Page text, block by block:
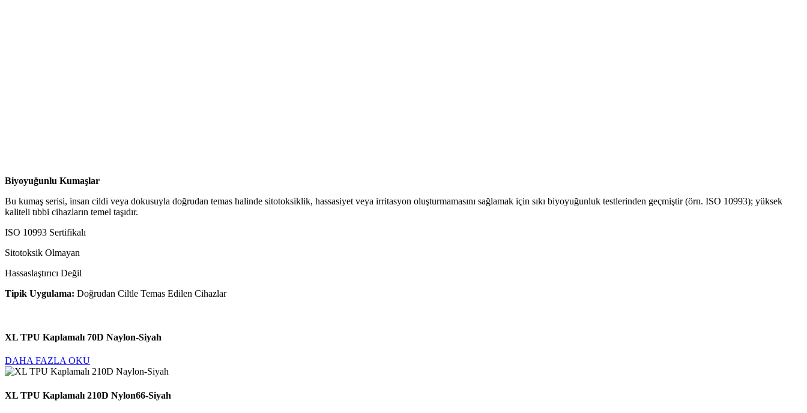
Biyoyuğunlu Kumaşlar
Bu kumaş serisi, insan cildi veya dokusuyla doğrudan temas halinde sitotoksiklik, hassasiyet veya irritasyon oluşturmamasını sağlamak için sıkı biyoyuğunluk testlerinden geçmiştir (örn. ISO 10993); yüksek
kaliteli tıbbi cihazların temel taşıdır.
ISO 10993 Sertifikalı
Sitotoksik Olmayan
Hassaslaştırıcı Değil
Tipik Uygulama: Doğrudan Ciltle Temas Edilen Cihazlar
XL TPU Kaplamalı 70D Naylon-Siyah
DAHA FAZLA OKU
XL TPU Kaplamalı 210D Nylon66-Siyah